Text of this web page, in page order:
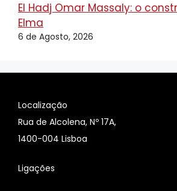
El Hadj Omar Massaly: o
Elma
6 de Agosto, 2026
Localização
Rua de Alcolena, Nº 17A,
1400-004 Lisboa
Ligações